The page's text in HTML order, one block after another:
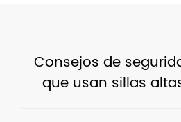
Consejos de
que usan sillas